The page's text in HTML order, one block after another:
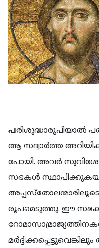
പരിശുദ്ധാരൂപിയാല്‍
ആ സദ്വാര്‍ത്ത
പോയി. അവര്‍
സഭകള്‍
രൂപമെടുത്തു. ഈ